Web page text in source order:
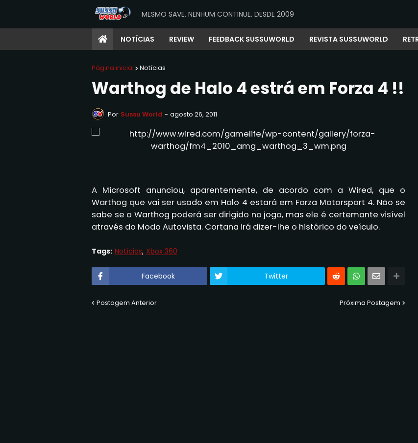
MESMO SAVE. NENHUM CONTINUE. DESDE 2009
NOTÍCIAS REVIEW FEEDBACK SUSSUWORLD REVISTA SUSSUWORLD
Página inicial Notícias
Warthog de Halo 4 estrá em Forza 4 !!
Por Sussu World - agosto 26, 2011
A Microsoft anunciou, aparentemente, de acordo com a Wired, que o
Warthog que vai ser usado em Halo 4 estará em Forza Motorsport 4. Não se
sabe se o Warthog poderá ser dirigido no jogo, mas ele é certemante visível
através do Modo Autovista. Cortana irá dizer-lhe o histórico do veículo.
Tags: Notícias Xbox 360
Facebook Twitter
Postagem Anterior Próxima Postagem